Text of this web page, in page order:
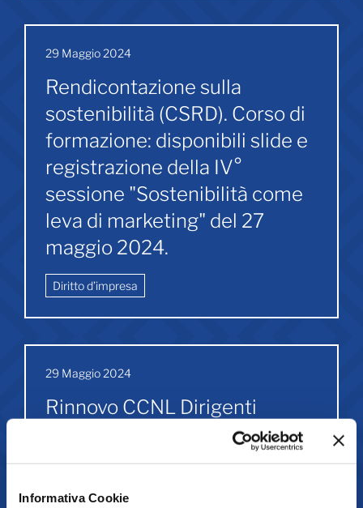
Informativa Cookie
29 Maggio 2024
Rendicontazione sulla
sostenibilità (CSRD). Corso di
formazione: disponibili slide e
registrazione della IV°
sessione "Sostenibilità come
leva di marketing" del 27
maggio 2024.
Diritto d’impresa
29 Maggio 2024
Rinnovo CCNL Dirigenti
Industria. Informativa sul nono
incontro.
Lavoro e Relazioni Industriali